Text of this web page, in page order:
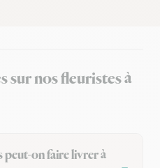
sur nos fleuristes à
peut-on faire livrer à